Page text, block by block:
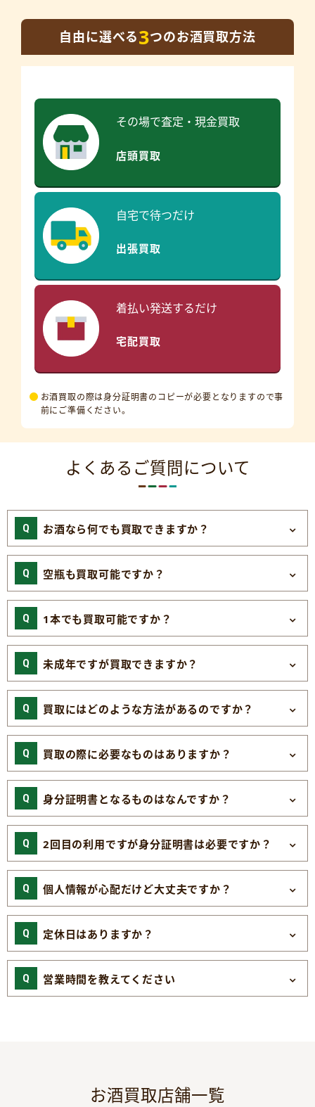
自由に選べる3つのお酒買取方法
その場で査定・現金買取
店頭買取
自宅で待つだけ
出張買取
着払い発送するだけ
宅配買取
お酒買取の際は身分証明書のコピーが必要となりますので事
前にご準備ください。
よくあるご質問について
お酒なら何でも買取できますか？
空瓶も買取可能ですか？
1本でも買取可能ですか？
未成年ですが買取できますか？
買取にはどのような方法があるのですか？
買取の際に必要なものはありますか？
身分証明書となるものはなんですか？
2回目の利用ですが身分証明書は必要ですか？
個人情報が心配だけど大丈夫ですか？
定休日はありますか？
営業時間を教えてください
お酒買取店舗一覧